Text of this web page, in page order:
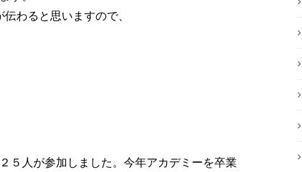
わると思いますので、
５人が参加しました。今年アカデミーを卒業